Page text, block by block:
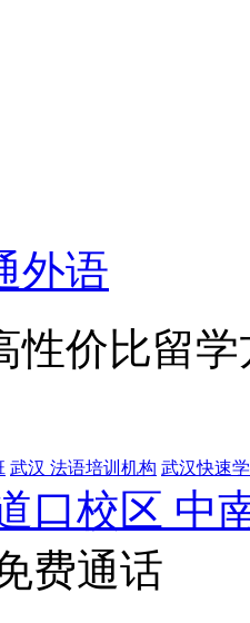
外语
性价比留
武汉 法语培训机构 武汉快速
口校区 中
费通话